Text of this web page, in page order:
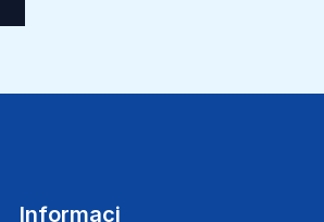
Informaci